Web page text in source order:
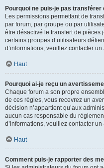
Pourquoi ne puis-je pas transférer
Les permissions permettant de
par forum, par groupe ou par
être désactivé le transfert de
certains groupes d’utilisateurs
d’informations, veuillez contacter
Haut
Pourquoi ai-je reçu un
Chaque forum a son propre
de ces règles, vous recevrez un
décision n’appartient qu’aux
aucun cas responsable du
d’informations, veuillez contacter
Haut
Comment puis-je rapporter des